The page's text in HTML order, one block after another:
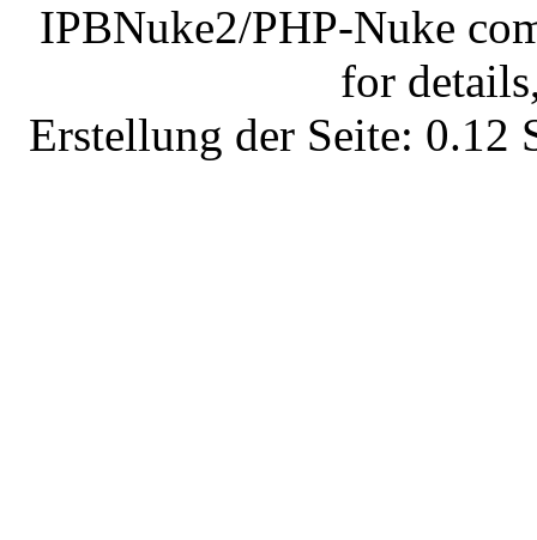
IPBNuke2/PHP-Nuke
for
Erstellung der Seite: 0.12